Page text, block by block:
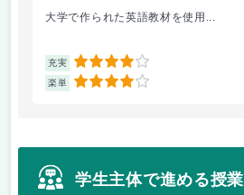
大学で作られた英語教材を使用...
充実 4
楽単 4
学生主体で進める授業